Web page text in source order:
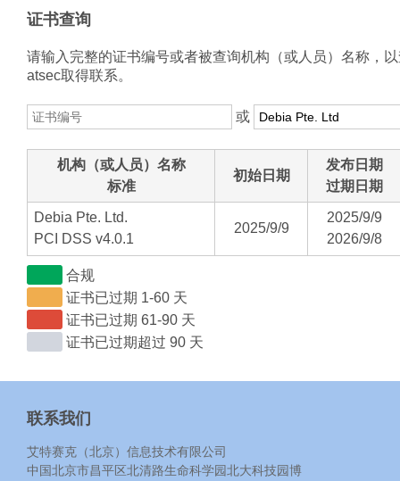
证书查询
请输入完整的证书编号或者被查询机构（或人员）名称，
atsec取得联系。
或
机构（或人员）名称
标准
初始日期
发布日期
过期日期
Debia Pte. Ltd.
PCI DSS v4.0.1
2025/9/9
2025/9/9
2026/9/8
合规
证书已过期 1-60 天
证书已过期 61-90 天
证书已过期超过 90 天
联系我们
艾特赛克（北京）信息技术有限公司
中国北京市昌平区北清路生命科学园北大科技园博